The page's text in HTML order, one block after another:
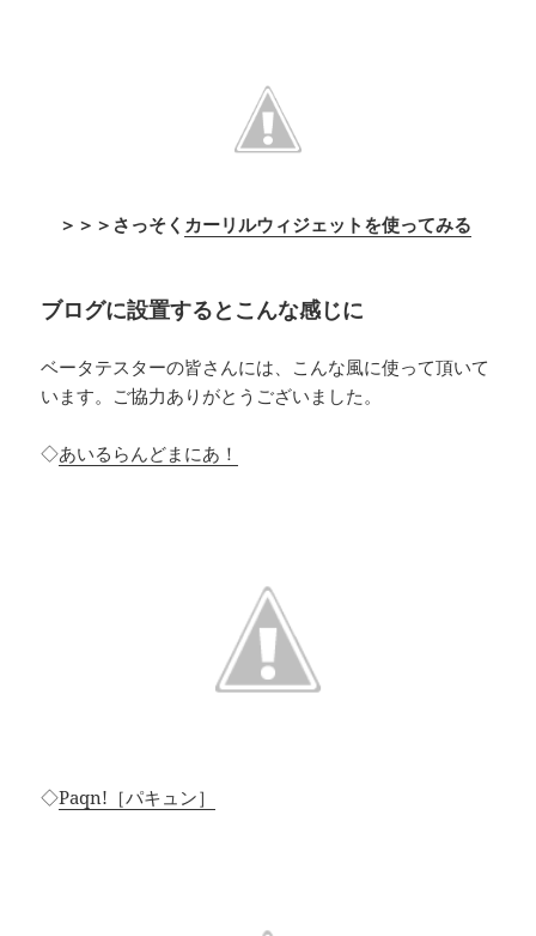
＞＞＞さっそく カーリルウィジェットを使ってみる
ブログに設置するとこんな感じに
ベータテスターの皆さんには、こんな風に使って頂いて
います。ご協力ありがとうございました。
◇あいるらんどまにあ！
◇Paqn!［パキュン］